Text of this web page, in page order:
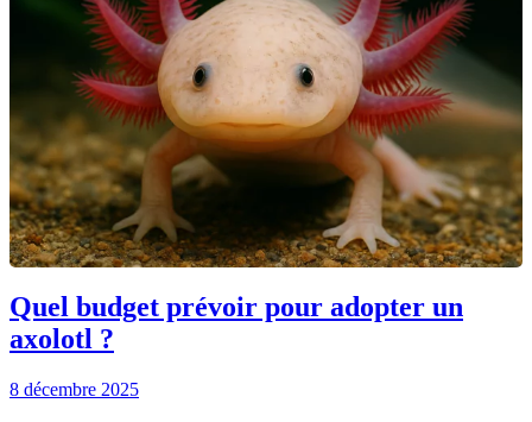
Quel budget prévoir pour adopter un
axolotl ?
8 décembre 2025